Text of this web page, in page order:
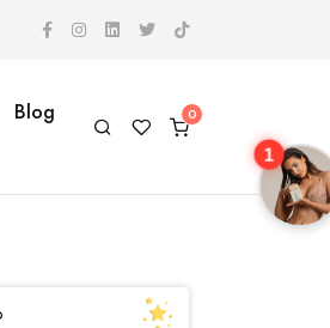
Blog
1